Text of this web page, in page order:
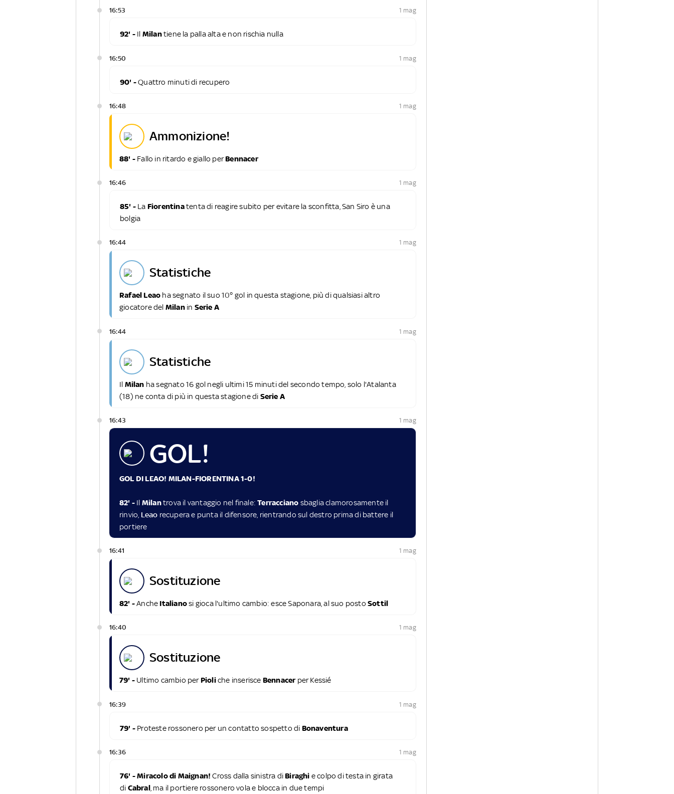
16:53 1 mag
92' - Il Milantiene la palla alta e non rischia nulla
16:50 1 mag
90' -Quattro minuti di recupero
16:48 1 mag
ammonizione!
88' - Fallo in ritardo e giallo perBennacer
16:46 1 mag
85' - La Fiorentinatenta di reagire subito per evitare la sconfitta, San Siro è una
bolgia
16:44 1 mag
statistiche
Rafael Leao ha segnato il suo 10° gol in questa stagione, più di qualsiasi altro
giocatore del Milanin Serie A
16:44 1 mag
statistiche
Il Milan ha segnato 16 gol negli ultimi 15 minuti del secondo tempo, solo l'Atalanta
(18) ne conta di più in questa stagione di Serie A
16:43 1 mag
GOL!
GOL DI LEAO! MILAN-FIORENTINA 1-0!
82' - Il Milantrova il vantaggio nel finale:Terracciano sbaglia clamorosamente il
rinvio, Leao recupera e punta il difensore, rientrando sul destro prima di battere il
portiere
16:41 1 mag
sostituzione
82' -Anche Italianosi gioca l'ultimo cambio: esce Saponara, al suo postoSottil
16:40 1 mag
sostituzione
79' - Ultimo cambio per Pioliche inserisce Bennacer per Kessié
16:39 1 mag
79' - Proteste rossonero per un contatto sospetto di Bonaventura
16:36 1 mag
76' - Miracolo di Maignan!Cross dalla sinistra di Biraghi e colpo di testa in girata
di Cabral, ma il portiere rossonero vola e blocca in due tempi